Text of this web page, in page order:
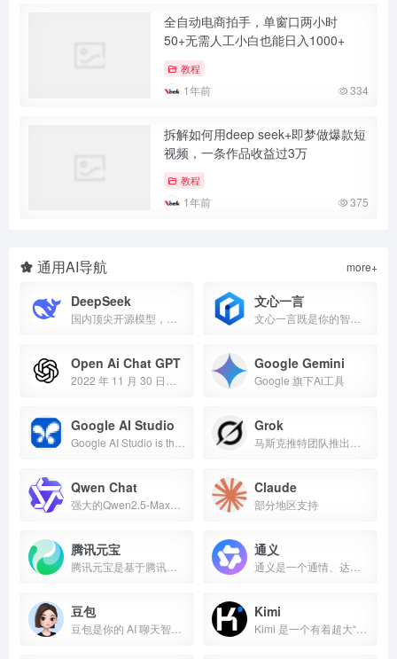
全自动电商拍手，单窗口两小时
50+无需人工小白也能日入1000+
教程
1年前 334
拆解如何用deep seek+即梦做爆款短
视频，一条作品收益过3万
教程
1年前 375
通用AI导航 more+
DeepSeek 文心一言
Open Ai Chat GPT ‎Google Gemini
Google 旗下Ai工具
Google AI Studio Grok
Qwen Chat Claude
部分地区支持
腾讯元宝 通义
豆包 Kimi